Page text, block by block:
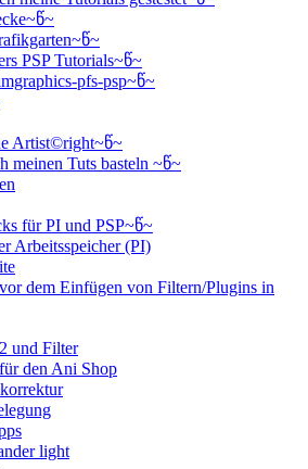
PSP Tutorials~წ~
pfs-psp~წ~
Artist©right~წ~
meinen Tuts basteln ~წ~
für PI und PSP~წ~
Arbeitsspeicher (PI)
dem Einfügen von Filtern/Plugins in
und Filter
den Ani Shop
light